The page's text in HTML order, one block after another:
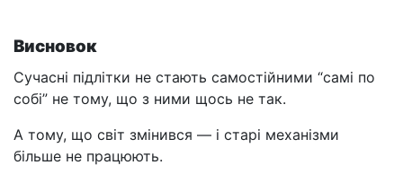
Висновок
Сучасні підлітки не стають самостійними “самі по
собі” не тому, що з ними щось не так.
А тому, що світ змінився — і старі механізми
більше не працюють.